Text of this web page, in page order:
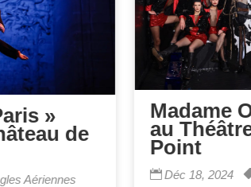
»
de
Aériennes
Madame
au
Point
Déc 18, 2024